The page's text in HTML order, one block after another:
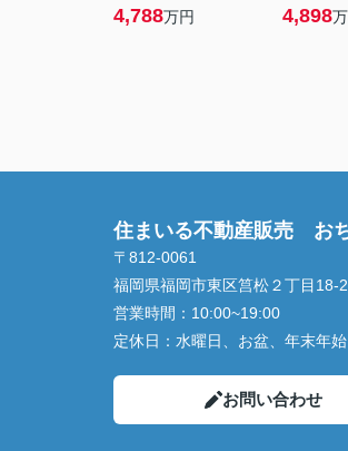
4,788万円 4,898
住まいる不動産販売 お
〒812-0061
福岡県福岡市東区筥松２丁目18-
営業時間： 10:00~19:00
定休日： 水曜日、お盆、年末年
お問い合わせ